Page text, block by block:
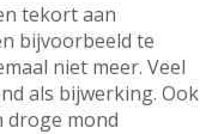
tekort aan
bijvoorbeeld te
niet meer. Veel
als bijwerking. Ook
droge mond